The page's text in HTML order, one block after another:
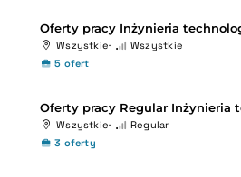
Oferty pracy Inżynieria
Wszystkie
Wszystkie
5 ofert
Oferty pracy Regular Inżynieria
Wszystkie
Regular
3 oferty